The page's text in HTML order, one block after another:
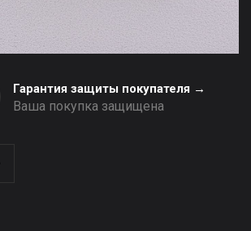
Гарантия защиты покупателя →
Ваша покупка защищена